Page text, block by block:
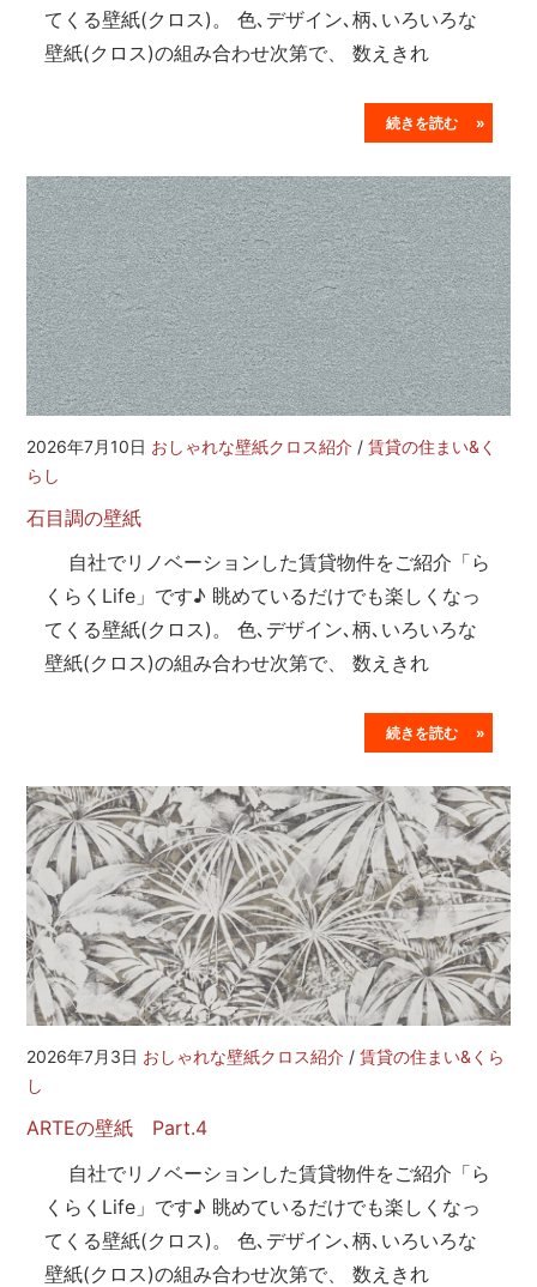
てくる壁紙(クロス)。 色､デザイン､柄､いろいろな
壁紙(クロス)の組み合わせ次第で、 数えきれ
続きを読む »
2026年7月10日 おしゃれな壁紙クロス紹介 /賃貸の住まい&く
らし
石目調の壁紙
自社でリノベーションした賃貸物件をご紹介「ら
くらくLife」です♪ 眺めているだけでも楽しくなっ
てくる壁紙(クロス)。 色､デザイン､柄､いろいろな
壁紙(クロス)の組み合わせ次第で、 数えきれ
続きを読む »
2026年7月3日 おしゃれな壁紙クロス紹介 /賃貸の住まい&くら
し
ARTEの壁紙 Part.4
自社でリノベーションした賃貸物件をご紹介「ら
くらくLife」です♪ 眺めているだけでも楽しくなっ
てくる壁紙(クロス)。 色､デザイン､柄､いろいろな
壁紙(クロス)の組み合わせ次第で、 数えきれ